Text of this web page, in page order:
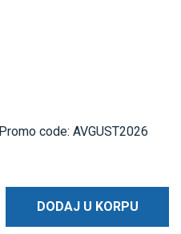
Promo code: AVGUST2026
DODAJ U KORPU